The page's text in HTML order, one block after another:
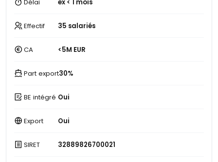
Délai ex < 1 mois
Effectif 35 salariés
CA <5M EUR
Part export30%
BE intégré Oui
Export Oui
SIRET 32889826700021